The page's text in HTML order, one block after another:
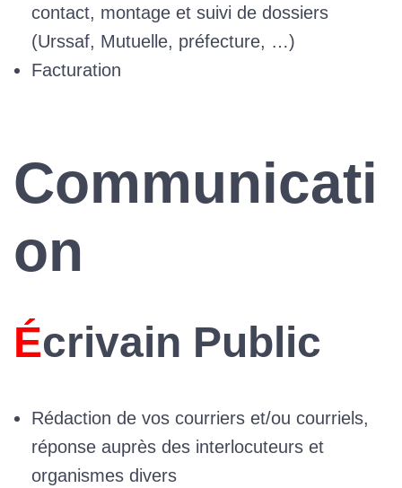
contact, montage et suivi de dossiers
(Urssaf, Mutuelle, préfecture, …)
Facturation
Communicati
on
Écrivain Public
Rédaction de vos courriers et/ou courriels,
réponse auprès des interlocuteurs et
organismes divers